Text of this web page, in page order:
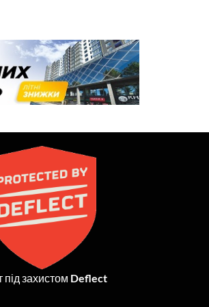
під захистом Deflect